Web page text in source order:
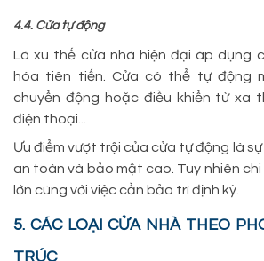
4.4. Cửa tự động
Là xu thế cửa nhà hiện đại áp dụng
hóa tiên tiến. Cửa có thể tự động
chuyển động hoặc điều khiển từ xa
điện thoại...
Ưu điểm vượt trội của cửa tự động là
an toàn và bảo mật cao. Tuy nhiên chi
lớn cùng với việc cần bảo trì định kỳ.
5. CÁC LOẠI CỬA NHÀ THEO
TRÚC